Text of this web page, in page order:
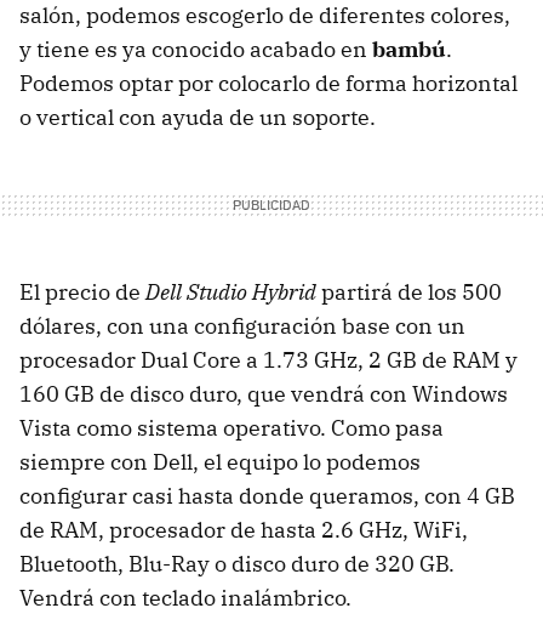
salón, podemos escogerlo de diferentes colores,
y tiene es ya conocido acabado en bambú.
Podemos optar por colocarlo de forma horizontal
o vertical con ayuda de un soporte.
El precio deDell Studio Hybridpartirá de los 500
dólares, con una configuración base con un
procesador Dual Core a 1.73 GHz, 2 GB de RAM y
160 GB de disco duro, que vendrá con Windows
Vista como sistema operativo. Como pasa
siempre con Dell, el equipo lo podemos
configurar casi hasta donde queramos, con 4 GB
de RAM, procesador de hasta 2.6 GHz, WiFi,
Bluetooth, Blu-Ray o disco duro de 320 GB.
Vendrá con teclado inalámbrico.